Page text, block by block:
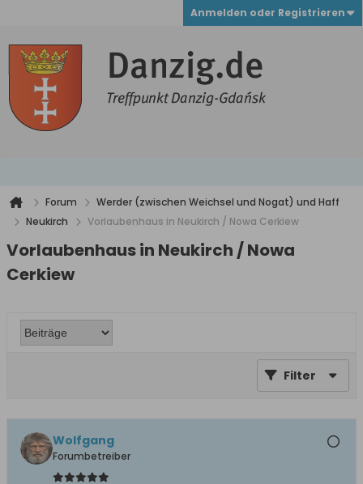
Anmelden oder Registrieren
Forum
Werder (zwischen Weichsel und Nogat) und Haff
Neukirch
Vorlaubenhaus in Neukirch / Nowa Cerkiew
Vorlaubenhaus in Neukirch / Nowa
Cerkiew
Filter
Wolfgang
Forumbetreiber